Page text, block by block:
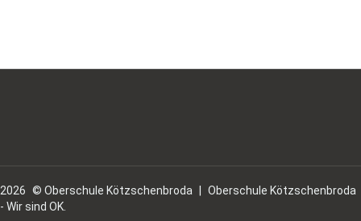
2026 © Oberschule Kötzschenbroda
Oberschule Kötzschenbroda
- Wir sind OK.